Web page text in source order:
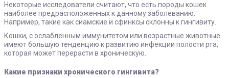
Некоторые исследователи считают, что есть породы кошек
наиболее предрасположенных к данному заболеванию.
Например, такие как сиамские и сфинксы склонны к гингивиту.
Кошки, с ослабленным иммунитетом или возрастные животные
имеют большую тенденцию к развитию инфекции полости рта,
которая может перерасти в хроническую.
Какие признаки хронического гингивита?